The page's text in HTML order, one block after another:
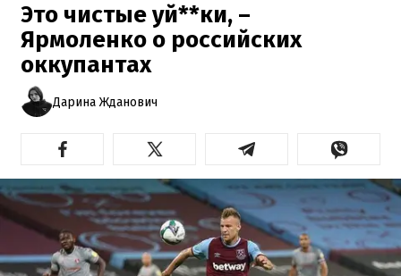
Это чистые уй**ки, –
Ярмоленко о российских
оккупантах
Дарина Жданович